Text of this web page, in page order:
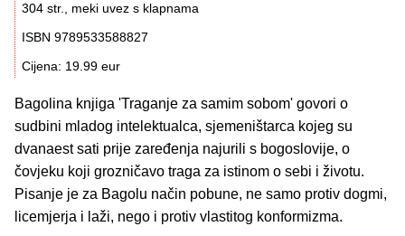
304 str., meki uvez s klapnama
ISBN 9789533588827
Cijena: 19.99 eur
Bagolina knjiga 'Traganje za samim sobom' govori o
sudbini mladog intelektualca, sjemeništarca kojeg su
dvanaest sati prije zaređenja najurili s bogoslovije, o
čovjeku koji grozničavo traga za istinom o sebi i životu.
Pisanje je za Bagolu način pobune, ne samo protiv dogmi,
licemjerja i laži, nego i protiv vlastitog konformizma.